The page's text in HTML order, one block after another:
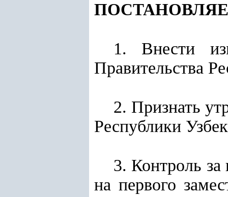
1. Внести
Правительства
2. Признать
Республики
3. Контроль за
на первого